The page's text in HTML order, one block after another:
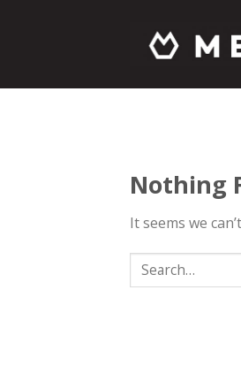
Nothing
It seems we